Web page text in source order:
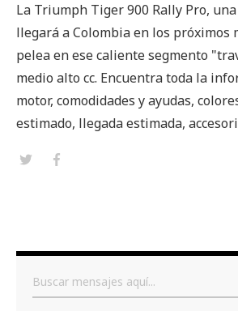
La Triumph Tiger 900 Rally Pro,
llegará a Colombia en los próximos
pelea en ese caliente segmento
medio alto cc. Encuentra toda la
motor, comodidades y ayudas,
estimado, llegada estimada,
Buscar